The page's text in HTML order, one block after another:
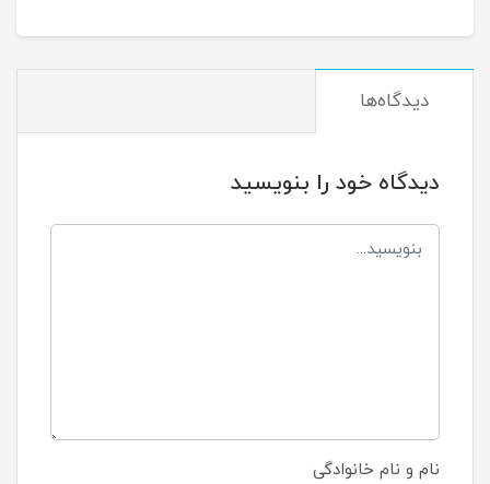
دیدگاه‌ها
دیدگاه خود را بنویسید
نام و نام خانوادگی